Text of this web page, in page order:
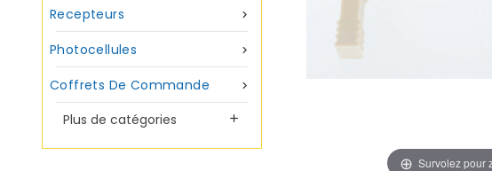

Recepteurs

Photocellules

Coffrets De Commande
Plus de catégories

Survolez pour